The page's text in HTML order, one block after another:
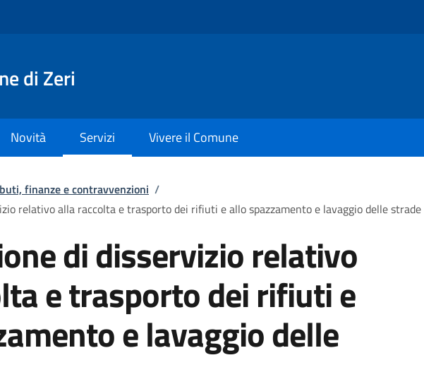
di Zeri
Novità Servizi Vivere il Comune
pane
finanze e contravvenzioni /
relativo alla raccolta e trasporto dei rifiuti e allo spazzamento e lavaggio delle strade
di disservizio relativo
e trasporto dei rifiuti e
e lavaggio delle